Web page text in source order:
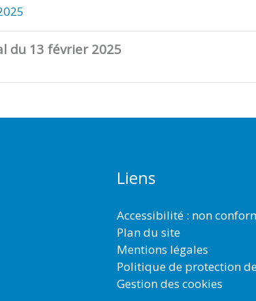
du 13 février 2025
Liens
Accessibilité : non
Plan du site
Mentions légales
Politique de protection
Gestion des cookies